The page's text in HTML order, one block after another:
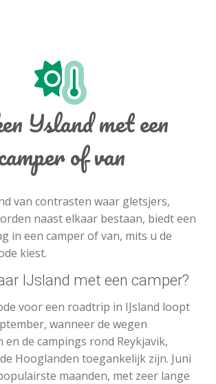
IJsland met een
of van
van contrasten waar gletsjers,
naast elkaar bestaan, biedt een
in een camper of van, mits u de
kiest.
IJsland met een camper?
voor een roadtrip in IJsland loopt
wanneer de wegen
en de campings rond Reykjavik,
Hooglanden toegankelijk zijn. Juni
maanden, met zeer lange